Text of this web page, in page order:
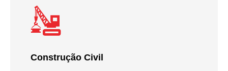
Construção Civil